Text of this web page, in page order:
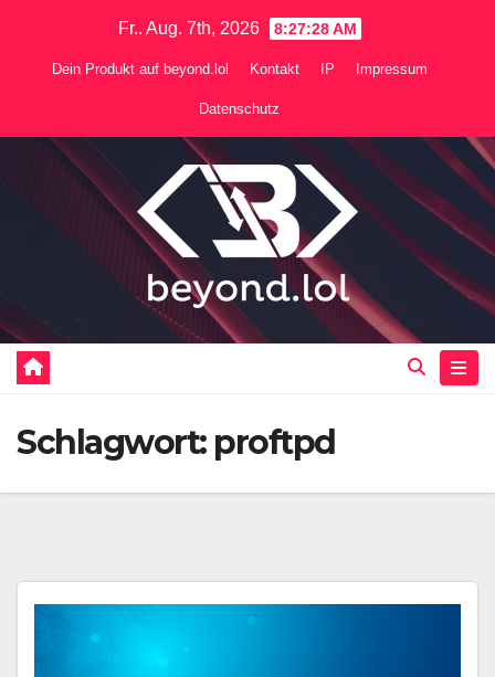
Fr.. Aug. 7th, 2026 8:27:28 AM
Dein Produkt auf beyond.lol Kontakt IP Impressum
Datenschutz
Schlagwort: proftpd